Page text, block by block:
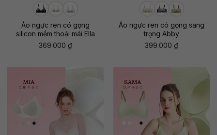
Áo ngực ren có gọng
silicon mềm thoải mái Ella
369.000 ₫
Áo ngực ren có gọng sang
trọng Abby
399.000 ₫